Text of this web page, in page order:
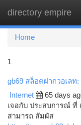
directory empire
Home
1
gb69 สล็อตฝากวอเล
Internet 65 days
เจอกับ ประสบการณ์ ที่
สามารถ สัมผัส